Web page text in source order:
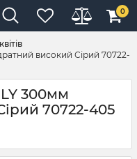
0
високий Сірий 70722-
300мм
70722-405